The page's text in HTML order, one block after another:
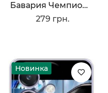
Бавария Чемпионы
279 грн.
Новинка